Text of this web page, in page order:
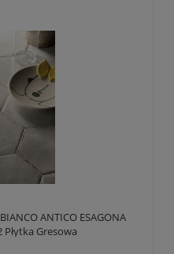
ANTICO ESAGONA
Płytka Gresowa